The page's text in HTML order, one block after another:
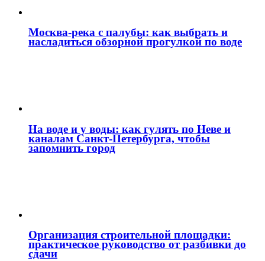
Москва‑река с палубы: как выбрать и
насладиться обзорной прогулкой по воде
На воде и у воды: как гулять по Неве и
каналам Санкт‑Петербурга, чтобы
запомнить город
Организация строительной площадки:
практическое руководство от разбивки до
сдачи